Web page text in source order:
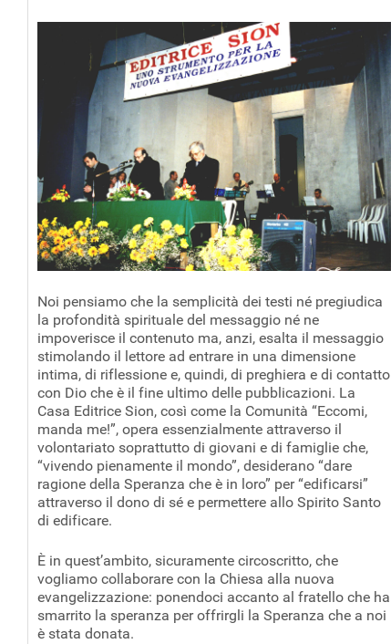
Noi pensiamo che la semplicità dei testi né pregiudica
la profondità spirituale del messaggio né ne
impoverisce il contenuto ma, anzi, esalta il messaggio
stimolando il lettore ad entrare in una dimensione
intima, di riflessione e, quindi, di preghiera e di contatto
con Dio che è il fine ultimo delle pubblicazioni. La
Casa Editrice Sion, così come la Comunità “Eccomi,
manda me!”, opera essenzialmente attraverso il
volontariato soprattutto di giovani e di famiglie che,
“vivendo pienamente il mondo”, desiderano “dare
ragione della Speranza che è in loro” per “edificarsi”
attraverso il dono di sé e permettere allo Spirito Santo
di edificare.
È in quest’ambito, sicuramente circoscritto, che
vogliamo collaborare con la Chiesa alla nuova
evangelizzazione: ponendoci accanto al fratello che ha
smarrito la speranza per offrirgli la Speranza che a noi
è stata donata.